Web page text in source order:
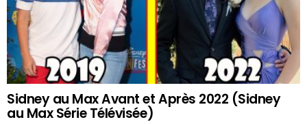
Sidney au Max Avant et Après 2022 (Sidney
au Max Série Télévisée)